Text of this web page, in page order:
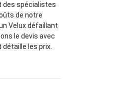
des spécialistes
de notre
Velux défaillant
le devis avec
les prix.